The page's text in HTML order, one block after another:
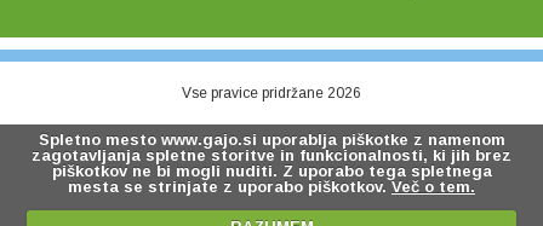
Vse pravice pridržane 2026
Spletno mesto www.gajo.si uporablja piškotke z namenom
zagotavljanja spletne storitve in funkcionalnosti, ki jih brez
piškotkov ne bi mogli nuditi. Z uporabo tega spletnega
mesta se strinjate z uporabo piškotkov. Več o tem.